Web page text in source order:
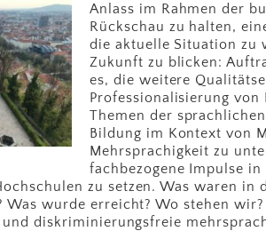
Anlass im Rahmen der
Rückschau zu halten,
die aktuelle Situation zu
Zukunft zu blicken:
es, die weitere
Professionalisierung von
Themen der
Bildung im Kontext von
Mehrsprachigkeit zu
fachbezogene Impulse
zu setzen. Was waren in
Was wurde erreicht? Wo stehen
diskriminierungsfreie